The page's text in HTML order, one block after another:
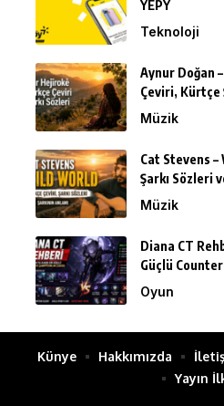
YEPY
Teknoloji
Aynur Doğan
Çeviri, Kürtçe
Müzik
Cat Stevens
Şarkı Sözleri
Müzik
Diana CT
Güçlü
Oyun
Künye Hakkımızda
Yayın